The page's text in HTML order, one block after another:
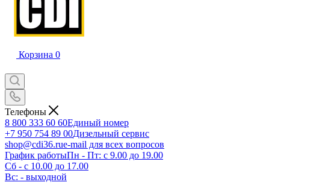
Корзина 0
Телефоны
8 800 333 60 60Единый номер
+7 950 754 89 00Дизельный сервис
shop@cdi36.rue-mail для всех вопросов
График работыПн - Пт: с 9.00 до 19.00
Сб - с 10.00 до 17.00
Вс: - выходной